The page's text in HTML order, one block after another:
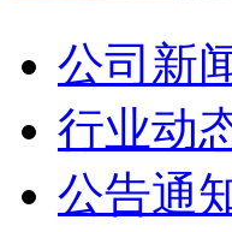
公司新
行业动
公告通